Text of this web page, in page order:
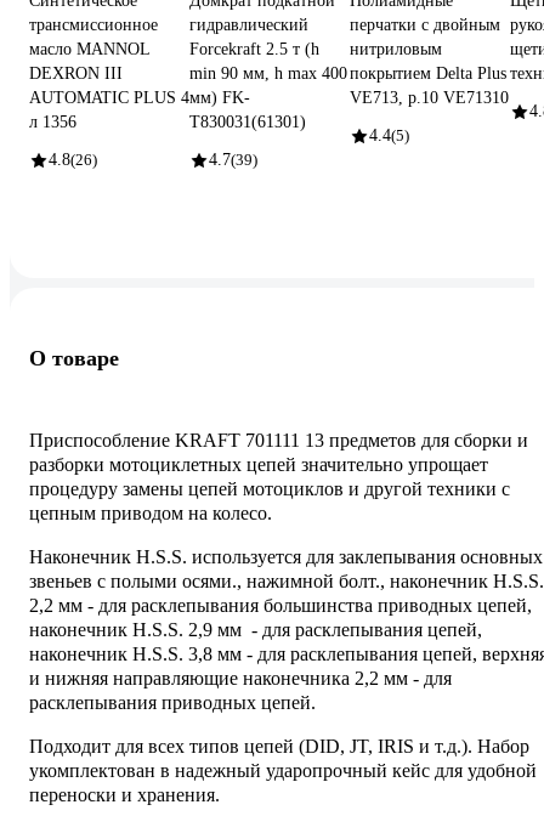
трансмиссионное
масло MANNOL
DEXRON III
AUTOMATIC PLUS 4
л 1356
4.8(26)
гидравлический
Forcekraft 2.5 т (h
min 90 мм, h max 400
мм) FK-
T830031(61301)
4.7(39)
перчатки с двойным
нитриловым
покрытием Delta Plus
VE713, р.10 VE71310
4.4(5)
О товаре
Приспособление KRAFT 701111 13 предметов для сборки и
разборки мотоциклетных цепей значительно упрощает
процедуру замены цепей мотоциклов и другой техники с
цепным приводом на колесо.
Наконечник H.S.S. используется для заклепывания основных
звеньев с полыми осями., нажимной болт., наконечник H.S.S.
2,2 мм - для расклепывания большинства приводных цепей,
наконечник H.S.S. 2,9 мм - для расклепывания цепей,
наконечник H.S.S. 3,8 мм - для расклепывания цепей,
и нижняя направляющие наконечника 2,2 мм - для
расклепывания приводных цепей.
Подходит для всех типов цепей (DID, JT, IRIS и т.д.). Набор
укомплектован в надежный ударопрочный кейс для удобной
переноски и хранения.